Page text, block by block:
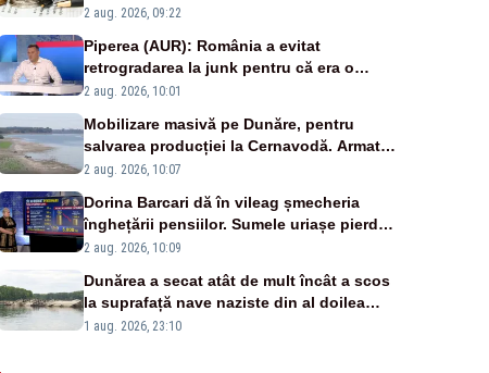
viitoare?
2 aug. 2026, 09:22
Piperea (AUR): România a evitat
retrogradarea la junk pentru că era o
catastrofă pentru bănci și fondurile de
2 aug. 2026, 10:01
Mobilizare masivă pe Dunăre, pentru
salvarea producției la Cernavodă. Armata
va detona o stâncă și va devia apa
2 aug. 2026, 10:07
Dorina Barcari dă în vileag șmecheria
înghețării pensiilor. Sumele uriașe pierdute
de fiecare român
2 aug. 2026, 10:09
Dunărea a secat atât de mult încât a scos
la suprafață nave naziste din al doilea
război mondial
1 aug. 2026, 23:10